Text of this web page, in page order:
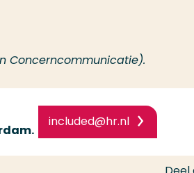
Concerncommunicatie).
included@hr.nl